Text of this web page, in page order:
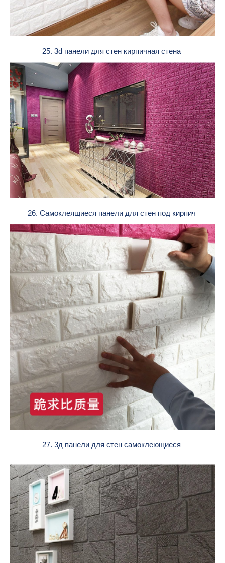
25. 3d панели для стен кирпичная стена
26. Самоклеящиеся панели для стен под кирпич
27. 3д панели для стен самоклеющиеся